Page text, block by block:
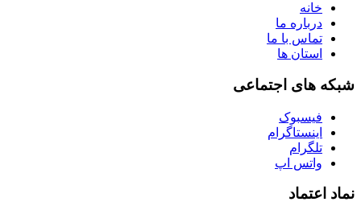
خانه
درباره ما
تماس با ما
استان ها
شبکه های اجتماعی
فیسبوک
اینستاگرام
تلگرام
واتس اپ
نماد اعتماد